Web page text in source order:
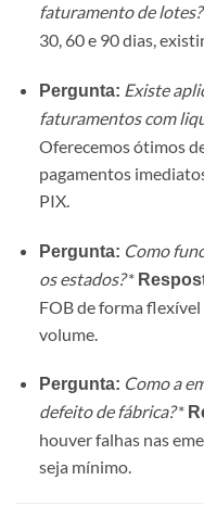
faturamento de lotes?
30, 60 e 90 dias,
Pergunta: Existe
faturamentos com
Oferecemos ótimos
pagamentos
PIX.
Pergunta: Como
os estados?*
FOB de forma
volume.
Pergunta: Como a
defeito de fábrica?*
houver falhas nas
seja mínimo.